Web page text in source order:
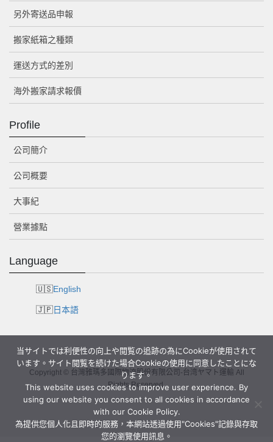
另外寄送品申報
搬家紙箱之種類
運送方式的差別
海外搬家請求報價
Profile
公司簡介
公司概要
大事紀
營業據點
Language
English
日本語
Copyright © 台灣雅瑪多國際物流股份有限公司-台湾ヤマト運輸 All
Rights Reserved.
当サイトでは利便性の向上や閲覧の追跡の為にCookieが使用されて
います。サイト閲覧を続けた場合Cookieの使用に同意したことにな
ります。
This website uses cookies to improve user experience. By
using our website you consent to all cookies in accordance
with our Cookie Policy.
為提供您個人化且即時的服務，本網站透過使用"Cookies"記錄與存取
您的瀏覽使用訊息。